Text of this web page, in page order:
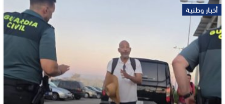
أخبار وطنية